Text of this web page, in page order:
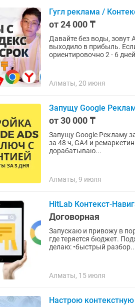
Гугл реклама /
от 24 000 ₸
Давайте без воды, зовут
выходило в прибыль. Если нужно построить источник клиентов - вы по адресу. По срокам
ориентировочно 2 - 6
Алматы, 20 июня
Запущу Google
от 30 000 ₸
Запущу Google Рекламу за 48
за 48 ч, GA4 и
дорабатываю...
Алматы, 9 июля
HitLab Контекст-
Договорная
Запускаю и привожу в
где теряется бюджет.
делаю: •быстрый
Алматы, 15 июля
Настрою